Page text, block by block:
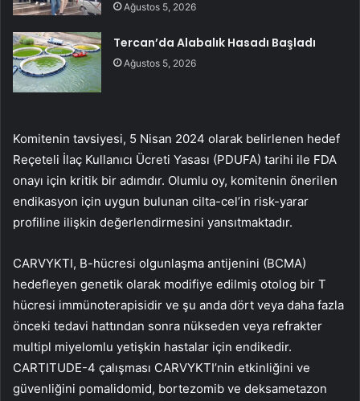
Ağustos 5, 2026
Tercan’da Alabalık Hasadı Başladı
Ağustos 5, 2026
Komitenin tavsiyesi, 5 Nisan 2024 olarak belirlenen hedef
Reçeteli İlaç Kullanıcı Ücreti Yasası (PDUFA) tarihi ile FDA
onayı için kritik bir adımdır. Olumlu oy, komitenin önerilen
endikasyon için uygun bulunan cilta-cel’in risk-yarar
profiline ilişkin değerlendirmesini yansıtmaktadır.
CARVYKTI, B-hücresi olgunlaşma antijenini (BCMA)
hedefleyen genetik olarak modifiye edilmiş otolog bir T
hücresi immünoterapisidir ve şu anda dört veya daha fazla
önceki tedavi hattından sonra nükseden veya refrakter
multipl miyelomlu yetişkin hastalar için endikedir.
CARTITUDE-4 çalışması CARVYKTI’nin etkinliğini ve
güvenliğini pomalidomid, bortezomib ve deksametazon